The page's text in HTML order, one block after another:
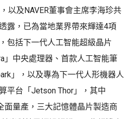
以及NAVER董事會主席李海珍共
露，已為當地業界帶來輝達4項
包括下一代人工智能超級晶片
」中央處理器、首款人工智能筆
」，以及專為下一代人形機器人
平台「Jetson Thor」，其中
面量產，三大記憶體晶片製造商